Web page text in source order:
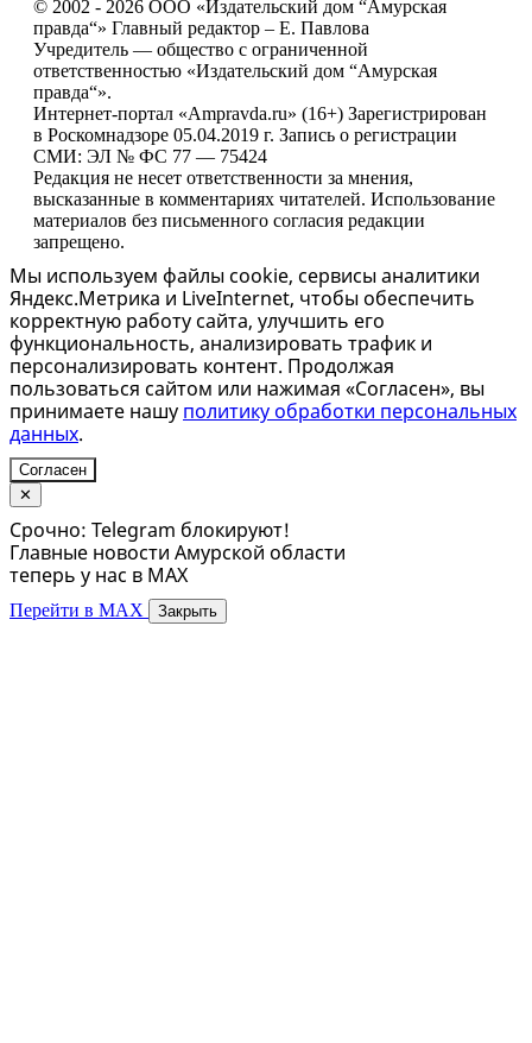
© 2002 - 2026 ООО «Издательский дом “Амурская
правда“» Главный редактор – Е. Павлова
Учредитель — общество с ограниченной
ответственностью «Издательский дом “Амурская
правда“».
Интернет-портал «Ampravda.ru» (16+) Зарегистрирован
в Роскомнадзоре 05.04.2019 г. Запись о регистрации
СМИ: ЭЛ № ФС 77 — 75424
Редакция не несет ответственности за мнения,
высказанные в комментариях читателей. Использование
материалов без письменного согласия редакции
запрещено.
Мы используем файлы cookie, сервисы аналитики
Яндекс.Метрика и LiveInternet, чтобы обеспечить
корректную работу сайта, улучшить его
функциональность, анализировать трафик и
персонализировать контент. Продолжая
пользоваться сайтом или нажимая «Согласен», вы
принимаете нашу политику обработки персональных
данных.
Согласен
✕
Срочно: Telegram блокируют!
Главные новости Амурской области
теперь у нас в MAX
Перейти в MAX Закрыть